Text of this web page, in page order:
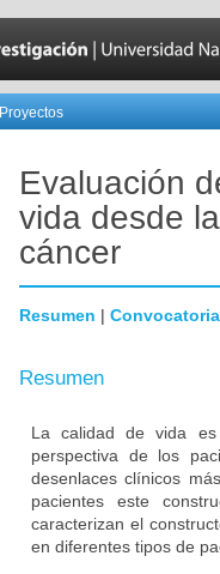
Proyectos
Evaluación
vida desde
cáncer
Resumen | Convocatoria
Resumen
La calidad de vida
perspectiva de los
desenlaces clínicos
pacientes este
caracterizan el
en diferentes tipos de